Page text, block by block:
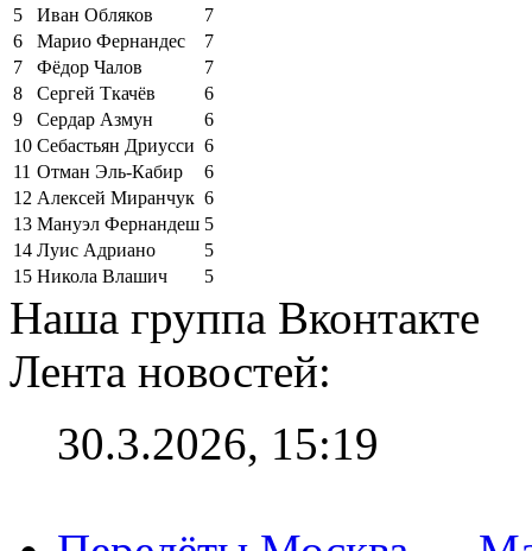
5
Иван Обляков
7
6
Марио Фернандес
7
7
Фёдор Чалов
7
8
Сергей Ткачёв
6
9
Сердар Азмун
6
10 Себастьян Дриусси 6
11 Отман Эль-Кабир
6
12 Алексей Миранчук 6
13 Мануэл Фернандеш 5
14 Луис Адриано
5
15 Никола Влашич 5
Наша группа Вконтакте
Лента новостей:
30.3.2026, 15:19